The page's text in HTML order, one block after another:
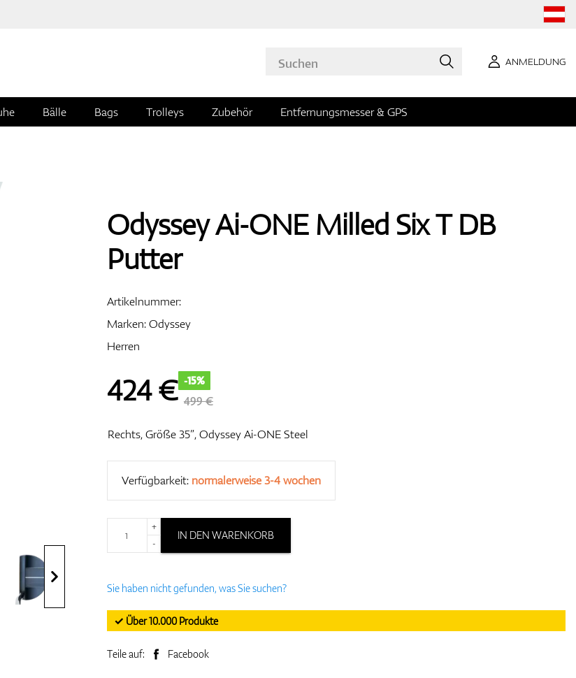
ANMELDUNG
Bälle Bags Trolleys Zubehör Entfernungsmesser & GPS
Odyssey Ai-ONE Milled Six T DB
Putter
Artikelnummer:
Marken:Odyssey
Herren
424€ -15%
499 €
Rechts, Größe 35”, Odyssey Ai-ONE Steel
Verfügbarkeit: normalerweise 3-4 wochen
+
-
IN DEN WARENKORB
Sie haben nicht gefunden, was Sie suchen?
✓ Über 10.000 Produkte
Teile auf: Facebook